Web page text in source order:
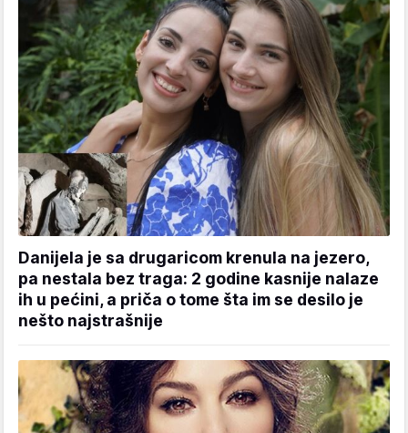
Danijela je sa drugaricom krenula na jezero,
pa nestala bez traga: 2 godine kasnije nalaze
ih u pećini, a priča o tome šta im se desilo je
nešto najstrašnije